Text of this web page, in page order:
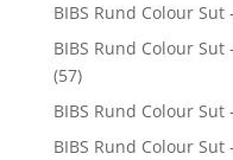
BIBS Rund Colour Sut
BIBS Rund Colour
(57)
BIBS Rund Colour Sut
BIBS Rund Colour